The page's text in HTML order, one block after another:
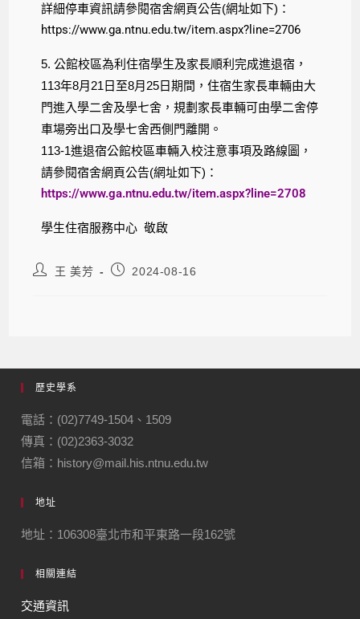
詳細停車資訊請參閱宿舍網頁公告(網址如下)：
https://www.ga.ntnu.edu.tw/item.aspx?line=2706
5. 公館校區為利住宿學生及家長順利完成進退宿，
113年8月21日至8月25日期間，住宿生家長車輛由大
門進入學二舍及學七舍，規劃家長車輛可由學二舍停
車場旁出口及學七舍西側門離開。
113-1進退宿公館校區車輛入校注意事項及路線圖，
請參閱宿舍網頁公告(網址如下)：
https://www.ga.ntnu.edu.tw/item.aspx?line=2708
學生住宿服務中心 敬啟
王 美芳 2024-08-16
歷史學系
電話：(02)7749-1504、1509
傳真：(02)2363-3032
信箱：history@mail.his.ntnu.edu.tw
地址
地址：106308臺北市和平東路一段162號
相關連結
交通資訊